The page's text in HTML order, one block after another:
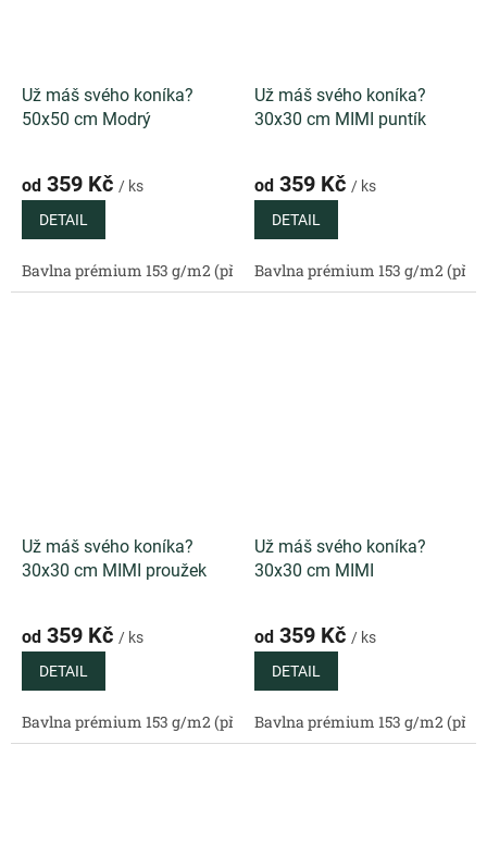
Už máš svého koníka?
50x50 cm Modrý
od 359 Kč / ks
DETAIL
Bavlna prémium 153 g/m2 (přírodní) Bavlněný satén 130 g/
Už máš svého koníka?
30x30 cm MIMI puntík
od 359 Kč / ks
DETAIL
Bavlna prémium 153 g/m2
Už máš svého koníka?
30x30 cm MIMI proužek
od 359 Kč / ks
DETAIL
Bavlna prémium 153 g/m2 (přírodní) Bavlněný satén 130 g/
Už máš svého koníka?
30x30 cm MIMI
od 359 Kč / ks
DETAIL
Bavlna prémium 153 g/m2